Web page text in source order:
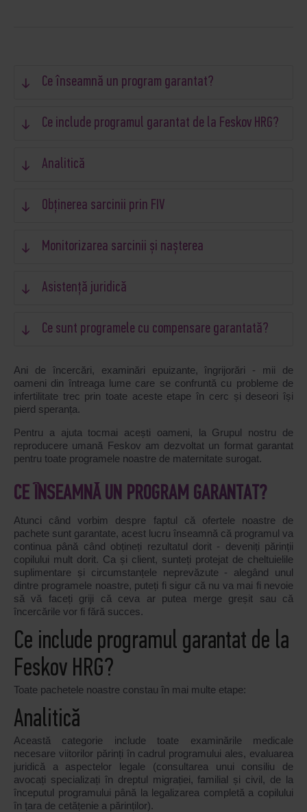
Ce înseamnă un program garantat?
Ce include programul garantat de la Feskov HRG?
Analitică
Obținerea sarcinii prin FIV
Monitorizarea sarcinii și nașterea
Asistență juridică
Ce sunt programele cu compensare garantată?
Ani de încercări, examinări epuizante, îngrijorări - mii de
oameni din întreaga lume care se confruntă cu probleme de
infertilitate trec prin toate aceste etape în cerc și deseori își
pierd speranța.
Pentru a ajuta tocmai acești oameni, la Grupul nostru de
reproducere umană Feskov am dezvoltat un format garantat
pentru toate programele noastre de maternitate surogat.
CE ÎNSEAMNĂ UN PROGRAM GARANTAT?
Atunci când vorbim despre faptul că ofertele noastre de
pachete sunt garantate, acest lucru înseamnă că programul va
continua până când obțineți rezultatul dorit - deveniți părinții
copilului mult dorit. Ca și client, sunteți protejat de cheltuielile
suplimentare și circumstanțele neprevăzute - alegând unul
dintre programele noastre, puteți fi sigur că nu va mai fi nevoie
să vă faceți griji că ceva ar putea merge greșit sau că
încercările vor fi fără succes.
Ce include programul garantat de la
Feskov HRG?
Toate pachetele noastre constau în mai multe etape:
Analitică
Această categorie include toate examinările medicale
necesare viitorilor părinți în cadrul programului ales, evaluarea
juridică a aspectelor legale (consultarea unui consiliu de
avocați specializați în dreptul migrației, familial și civil, de la
începutul programului până la legalizarea completă a copilului
în țara de cetățenie a părinților).